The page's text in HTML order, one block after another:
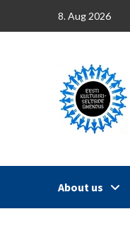
8. Aug 2026
About us